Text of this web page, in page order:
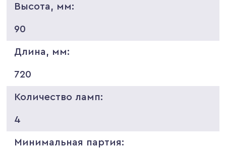
Высота, мм:
90
Длина, мм:
720
Количество ламп:
4
Минимальная партия: